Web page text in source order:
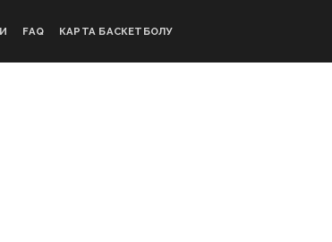
FAQ КАРТА БАСКЕТБОЛУ